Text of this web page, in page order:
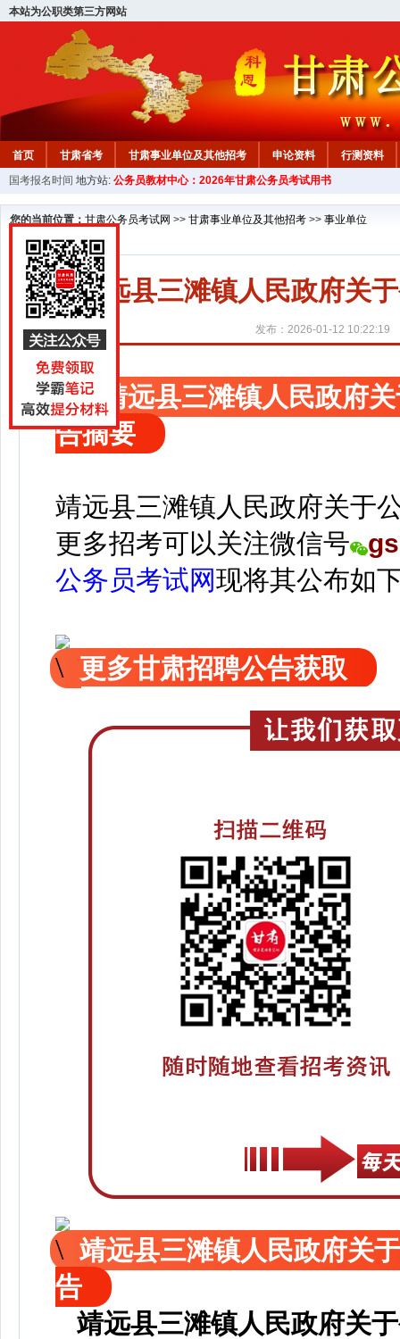
本站为公职类第三方网站
首页 甘肃省考 甘肃事业单位及其他招考 申论资料
行测资料
国考报名时间 地方站: 公务员教材中心：2026年甘肃公务员考试用书
您的当前位置： 甘肃公务员考试网 >> 甘肃事业单位及其他招考 >> 事业单位
靖远县三滩镇人民政府关
发布：2026-01-12 10:22:19
靖远县三滩镇人民政府
告摘要
靖远县三滩镇人民政府关于
更多招考可以关注微信号
公务员考试网现将其公布如
更多甘肃招聘公告获取
靖远县三滩镇人民政府关
告
靖远县三滩镇人民政府关